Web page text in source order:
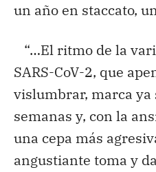
un año en staccato,
“…El ritmo de la
SARS-CoV-2, que
vislumbrar, marca ya
semanas y, con la
una cepa más
angustiante toma y